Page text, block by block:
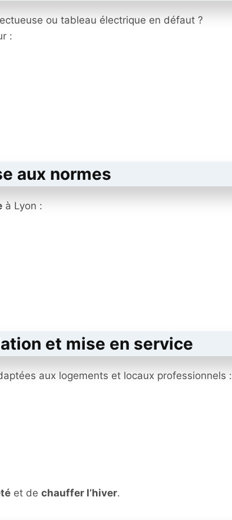
ou tableau électrique en défaut ?
:
aux normes
à Lyon :
et mise en service
aux logements et locaux professionnels :
et de chauffer l’hiver.